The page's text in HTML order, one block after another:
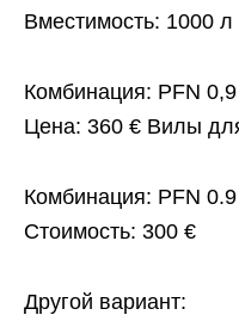
Вместимость: 1000
Комбинация: PFN 0,9
Цена: 360 € Вилы
Комбинация: PFN 0.9
Стоимость: 300 €
Другой вариант: